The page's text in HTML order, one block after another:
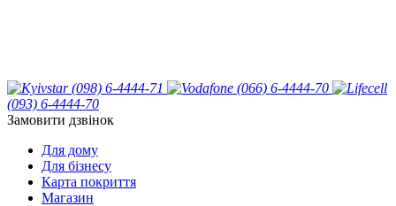
(098) 6-4444-71
(066) 6-4444-70
(093) 6-4444-70
Замовити дзвінок
Для дому
Для бізнесу
Карта покриття
Магазин